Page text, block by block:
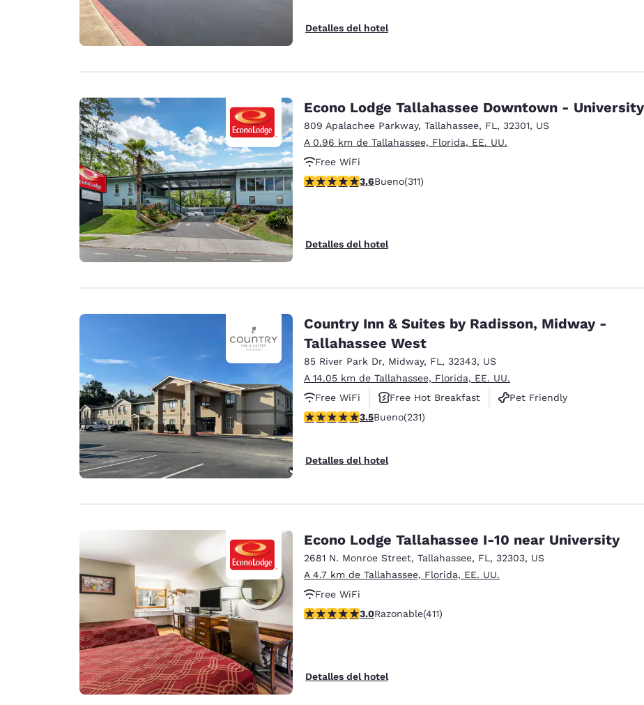
Detalles del hotel
Econo Lodge Tallahassee Downtown - University
809 Apalachee Parkway, Tallahassee, FL , 32301, US
A 0.96 km de Tallahassee, Florida, EE. UU.
Free WiFi
Calificación de 3.61 estrellas. Bueno. 311 reseñas
3.6Bueno(311)
Detalles del hotel
Country Inn & Suites by Radisson, Midway -
Tallahassee West
85 River Park Dr, Midway, FL , 32343, US
A 14.05 km de Tallahassee, Florida, EE. UU.
Free WiFi
Free Hot Breakfast
Pet Friendly
Calificación de 3.52 estrellas. Bueno. 231 reseñas
3.5Bueno(231)
Detalles del hotel
Econo Lodge Tallahassee I-10 near University
2681 N. Monroe Street, Tallahassee, FL , 32303, US
A 4.7 km de Tallahassee, Florida, EE. UU.
Free WiFi
Calificación de 2.95 estrellas. Razonable. 411 reseñas
3.0Razonable(411)
Detalles del hotel